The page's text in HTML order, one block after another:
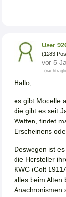
User
(1283
vor 5
Hallo,
es gibt Modelle
die gibt es seit
Waffen, findet
Erscheinens
Deswegen ist
die Hersteller
KWC (Colt
alles beim Alten
Anachronismen